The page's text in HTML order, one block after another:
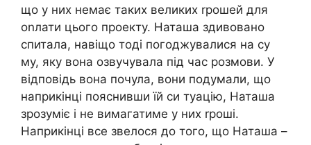
що у них немає таких великих rрошей для
оnлати цього проекту. Наташа здивовано
спитала, навіщо тоді погоджувалися на су
му, яку вона озвучувала під час розмови. У
відповідь вона почула, вони подумали, що
наприкінці пояснивши їй си туацію, Наташа
зрозуміє і не вимагатиме у них rроші.
Наприкінці все звелося до того, що Наташа –